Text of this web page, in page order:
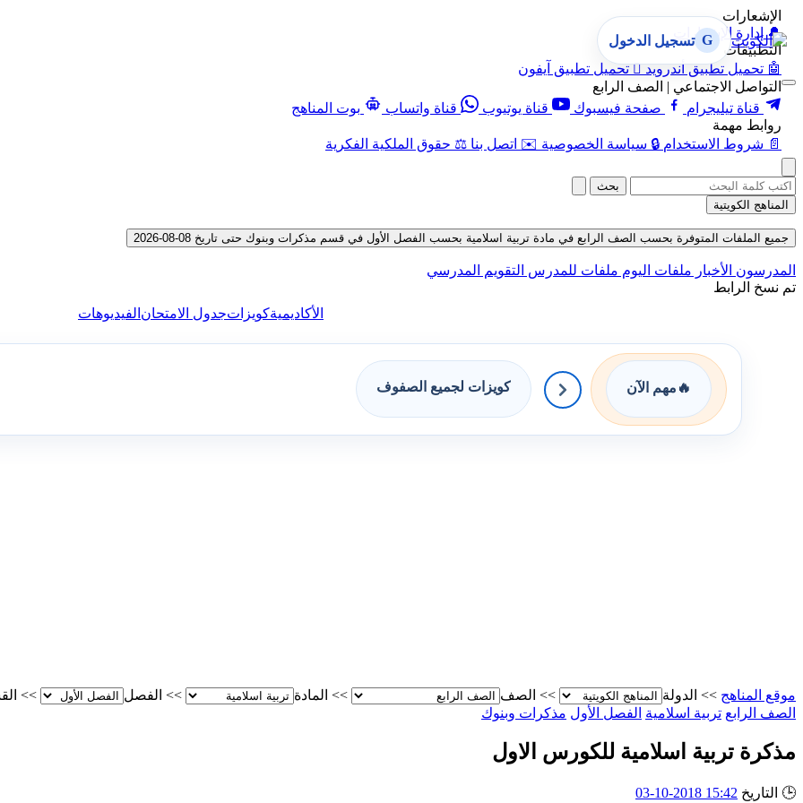
الإشعارات
🔔 إدارة الإشعارات
التطبيقات
🤖 تحميل تطبيق أندرويد  تحميل تطبيق آيفون
التواصل الاجتماعي | الصف الرابع
قناة تيليجرام
صفحة فيسبوك قناة يوتيوب قناة واتساب
بوت المناهج
روابط مهمة
📄 شروط الاستخدام 🔒 سياسة الخصوصية ✉️ اتصل بنا ⚖️ حقوق الملكية الفكرية
G تسجيل الدخول
بحث
المناهج الكويتية
جميع الملفات المتوفرة بحسب الصف الرابع في مادة تربية اسلامية بحسب الفصل الأول في قسم مذكرات وبنوك حتى تاريخ 08-08-2026
المدرسون الأخبار ملفات اليوم ملفات للمدرس التقويم المدرسي
تم نسخ الرابط
الأكاديميةكويزاتجدول الامتحان الفيديوهات
🔥 مهم الآن كويزات لجميع الصفوف
موقع المناهج >> الدولة >> الصف >> المادة >> الفصل >>
الصف الرابع تربية اسلامية الفصل الأول مذكرات وبنوك
مذكرة تربية اسلامية للكورس الاول
🕒 التاريخ 15:42 2018-10-03